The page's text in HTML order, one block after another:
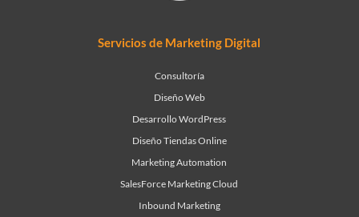
Servicios de Marketing Digital
Consultoría
Diseño Web
Desarrollo WordPress
Diseño Tiendas Online
Marketing Automation
SalesForce Marketing Cloud
Inbound Marketing